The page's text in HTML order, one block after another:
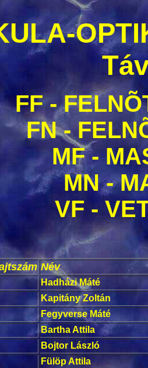
FF -
FN -
MF -
MN -
VF -
Név
Hadházi Máté
Kapitány Zoltán
Fegyverse Máté
Bartha Attila
Bojtor László
Fülöp Attila